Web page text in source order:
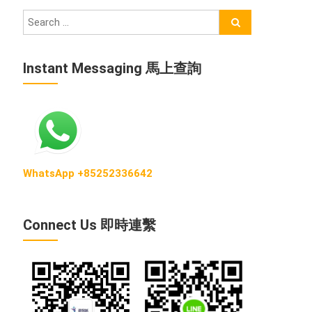
Instant Messaging 馬上查詢
WhatsApp +85252336642
Connect Us 即時連繫